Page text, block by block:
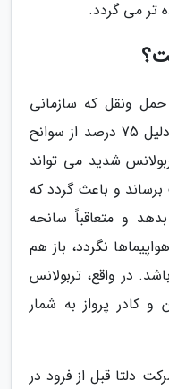
تر می گردد.
ونقل که سازمانی
مستقل در آمریکا است، تربولانس دلیل 75 درصد از سوانح
شدید می تواند
و باعث گردد که
و متعاقباً سانحه
نگردد، باز هم
در واقع، تربولانس
کادر پرواز به شمار
دلتا قبل از فرود در